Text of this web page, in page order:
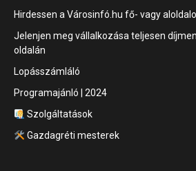
Hirdessen a Városinfó.hu fő- vagy
Jelenjen meg vállalkozása teljesen
oldalán
Lopásszámláló
Programajánló | 2024
Szolgáltatások
Gazdagréti mesterek